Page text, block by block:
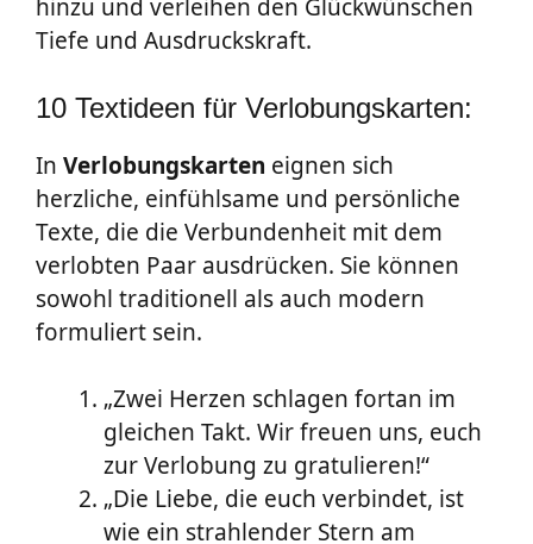
hinzu und verleihen den Glückwünschen
Tiefe und Ausdruckskraft.
10 Textideen für Verlobungskarten:
In Verlobungskarten eignen sich
herzliche, einfühlsame und persönliche
Texte, die die Verbundenheit mit dem
verlobten Paar ausdrücken. Sie können
sowohl traditionell als auch modern
formuliert sein.
„Zwei Herzen schlagen fortan im
gleichen Takt. Wir freuen uns, euch
zur Verlobung zu gratulieren!“
„Die Liebe, die euch verbindet, ist
wie ein strahlender Stern am